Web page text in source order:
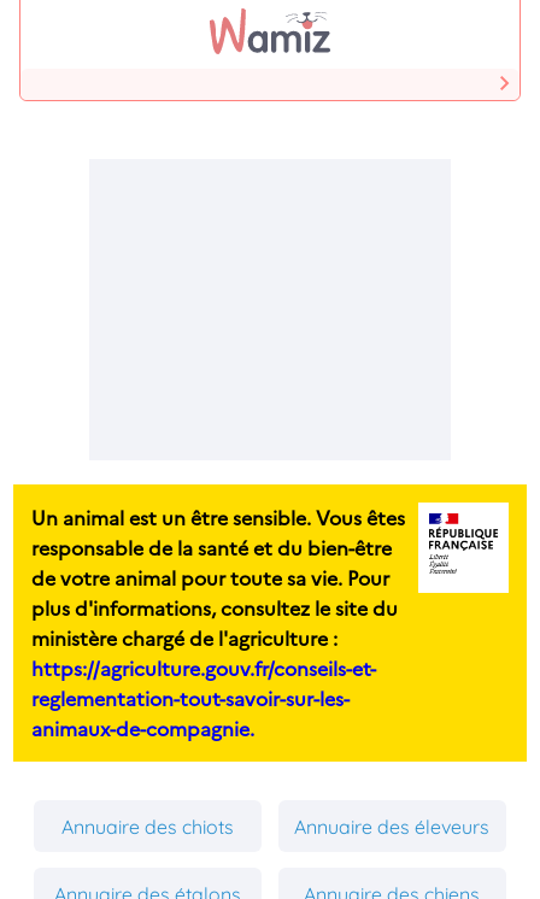
Un animal est un être sensible. Vous êtes
responsable de la santé et du bien-être
de votre animal pour toute sa vie. Pour
plus d'informations, consultez le site du
ministère chargé de l'agriculture :
https://agriculture.gouv.fr/conseils-et-
reglementation-tout-savoir-sur-les-
animaux-de-compagnie.
Annuaire des chiots Annuaire des éleveurs
Annuaire des étalons Annuaire des chiens